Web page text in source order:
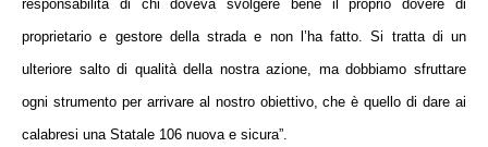
responsabilità di chi doveva svolgere bene il proprio dovere di
proprietario e gestore della strada e non l’ha fatto. Si tratta di un
ulteriore salto di qualità della nostra azione, ma dobbiamo sfruttare
ogni strumento per arrivare al nostro obiettivo, che è quello di dare ai
calabresi una Statale 106 nuova e sicura”.